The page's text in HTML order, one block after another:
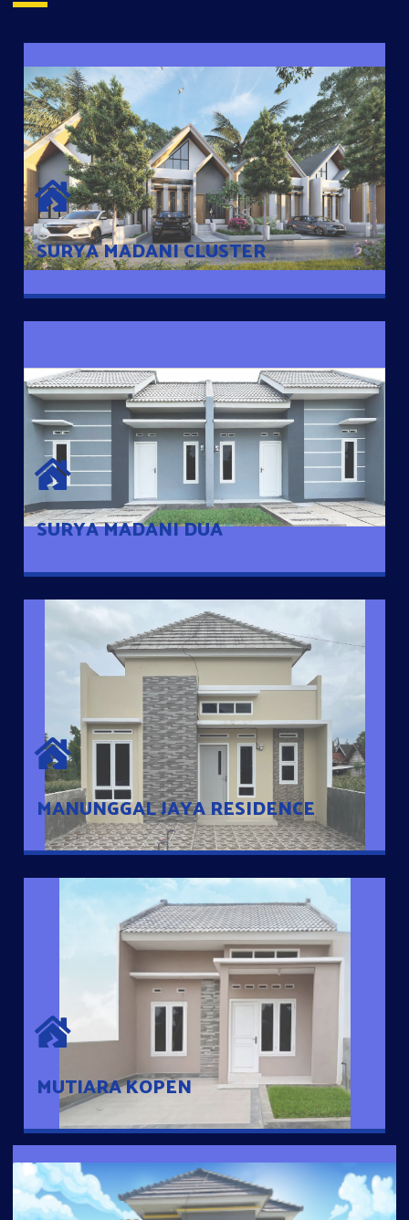
SURYA MADANI CLUSTER
SURYA MADANI CLUSTER
Desain Modern Minimalis dengan Konsep Rumah Pintar
Sehingga Memudahkan Penghuni mengakses rumahnya
dengan Ponsel
SURYA MADANI DUA
SURYA MADANI DUA
Satu-satunya Hunian nyaman dengan harga subsidi hanya 100
jutaan dengan lokasi strategis di Tuban
MANUNGGAL JAYA RESIDENCE
MANUNGGAL JAYA RESIDENCE
Cluster Exclusive dengan one Gate System, terdapat taman
mini dan memiliki jarak 200m dari jalan nasional serta dekat
dengan pusat kota
MUTIARA KOPEN
MUTIARA KOPEN
Hunian nyaman dengan suasana pedesaan. 10 menit dari pusat
kota, 2 menit dari Ring Road